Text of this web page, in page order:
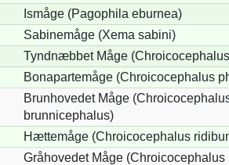
Ismåge (Pagophila eburnea)
Sabinemåge (Xema sabini)
Tyndnæbbet Måge
Bonapartemåge (Chroicocephalus
Brunhovedet Måge
brunnicephalus)
Hættemåge (Chroicocephalus
Gråhovedet Måge (Chroicocephalus